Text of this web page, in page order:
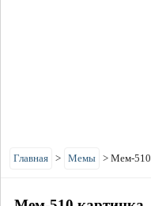
Главная > Мемы > Мем-510